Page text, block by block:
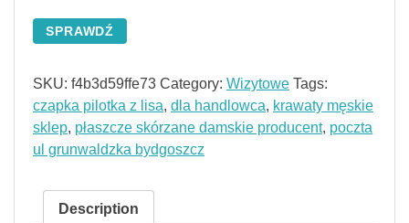
SPRAWDŹ
SKU: f4b3d59ffe73 Category: Wizytowe Tags:
czapka pilotka z lisa, dla handlowca, krawaty męskie
sklep, płaszcze skórzane damskie producent, poczta
ul grunwaldzka bydgoszcz
Description